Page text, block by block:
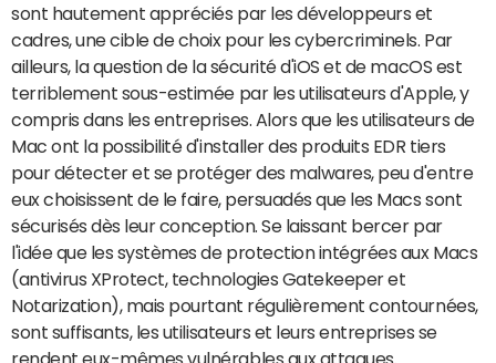
sont hautement appréciés par les développeurs et
cadres, une cible de choix pour les cybercriminels. Par
ailleurs, la question de la sécurité d'iOS et de macOS est
terriblement sous-estimée par les utilisateurs d'Apple, y
compris dans les entreprises. Alors que les utilisateurs de
Mac ont la possibilité d'installer des produits EDR tiers
pour détecter et se protéger des malwares, peu d'entre
eux choisissent de le faire, persuadés que les Macs sont
sécurisés dès leur conception. Se laissant bercer par
l'idée que les systèmes de protection intégrées aux Macs
(antivirus XProtect, technologies Gatekeeper et
Notarization), mais pourtant régulièrement contournées,
sont suffisants, les utilisateurs et leurs entreprises se
rendent eux-mêmes vulnérables aux attaques.